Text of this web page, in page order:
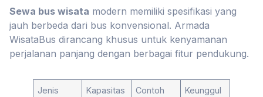
Sewa bus wisata modern memiliki spesifikasi yang
jauh berbeda dari bus konvensional. Armada
WisataBus dirancang khusus untuk kenyamanan
perjalanan panjang dengan berbagai fitur pendukung.
Jenis
Kapasitas
Contoh
Keunggul